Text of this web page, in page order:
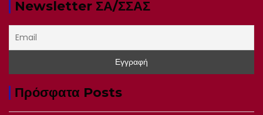
Newsletter ΣΑ/ΣΣΑΣ
Πρόσφατα Posts